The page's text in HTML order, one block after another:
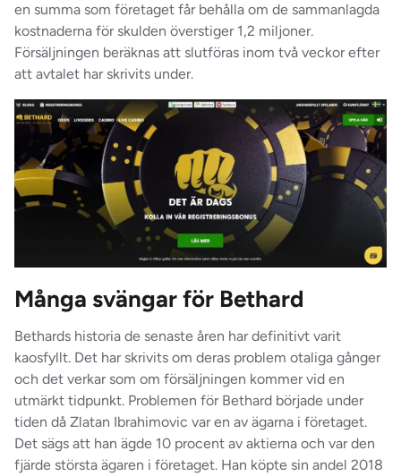
en summa som företaget får behålla om de sammanlagda
kostnaderna för skulden överstiger 1,2 miljoner.
Försäljningen beräknas att slutföras inom två veckor efter
att avtalet har skrivits under.
Många svängar för Bethard
Bethards historia de senaste åren har definitivt varit
kaosfyllt. Det har skrivits om deras problem otaliga gånger
och det verkar som om försäljningen kommer vid en
utmärkt tidpunkt. Problemen för Bethard började under
tiden då Zlatan Ibrahimovic var en av ägarna i företaget.
Det sägs att han ägde 10 procent av aktierna och var den
fjärde största ägaren i företaget. Han köpte sin andel 2018